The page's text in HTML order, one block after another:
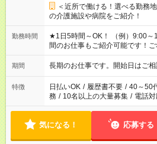
＜近所で働ける！選べる勤務
の介護施設や病院をご紹介！
勤務時間
★1日5時間～OK！ （例）9:00～
間のお仕事もご紹介可能です！
庭の都合でお休みが必要な場合も
週最低15時間以上の勤務が必要で
期間 長期のお仕事です。開始日はご
特徴 日払いOK / 履歴書不要 / 40～50
務 / 10名以上の大量募集 / 電話
気になる！ 応募する